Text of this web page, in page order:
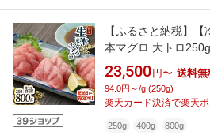
【ふるさと納税】
本マグロ 大トロ
福井県越前市 鮪 新
おつくり おろし 魚
まぐろ丼 漬け 漬け
23,500 円〜 送料無
94.0円～/g (250g)
楽天カード決済で楽天
250g 400g 800g